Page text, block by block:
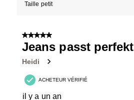
Taille petit
5 sur 5 étoiles.
Jeans passt perfekt
Heidi
ACHETEUR VÉRIFIÉ
il y a un an